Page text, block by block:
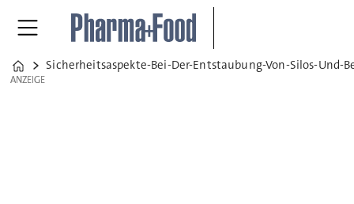
Home
Sicherheitsaspekte-Bei-Der-Entstaubung-Von-Silos-Und-
ANZEIGE
ANZEIGE